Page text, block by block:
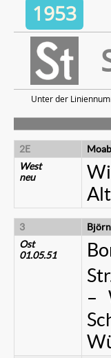
1953
Unter der
2E
West
neu
3
Ost
01.05.51
–